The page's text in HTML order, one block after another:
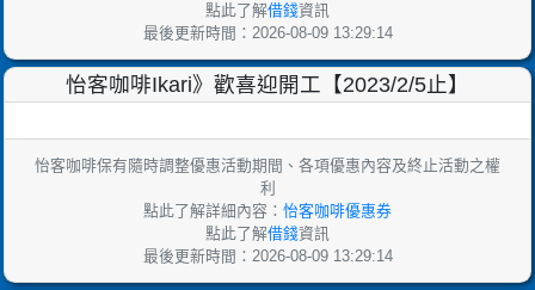
點此了解借錢資訊
最後更新時間：2026-08-09 13:29:14
怡客咖啡Ikari》歡喜迎開工【2023/2/5止】
怡客咖啡保有隨時調整優惠活動期間、各項優惠內容及終止活動之權
利
點此了解詳細內容： 怡客咖啡優惠券
點此了解借錢資訊
最後更新時間：2026-08-09 13:29:14